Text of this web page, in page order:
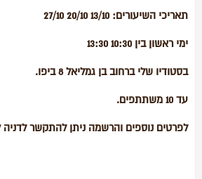
תאריכי השיעורים: 13/10 20/10 27/10
ימי ראשון בין 10:30 13:30
בסטודיו שלי ברחוב בן גמליאל 8 ביפו.
עד 10 משתתפים.
לפרטים נוספים והרשמה ניתן להתקשר לדניה 052-6006067